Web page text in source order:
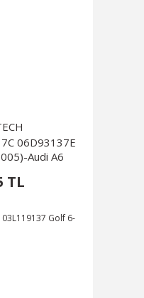
06D93137E
Audi A6
TL